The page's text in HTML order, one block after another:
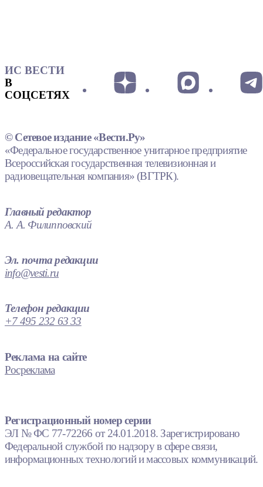
ИС ВЕСТИ
В
СОЦСЕТЯХ
© Сетевое издание «Вести.Ру»
«Федеральное государственное унитарное предприятие
Всероссийская государственная телевизионная и
радиовещательная компания» (ВГТРК).
Главный редактор
А. А. Филипповский
Эл. почта редакции
info@vesti.ru
Телефон редакции
+7 495 232 63 33
Реклама на сайте
Росреклама
Регистрационный номер серии
ЭЛ № ФС 77-72266 от 24.01.2018. Зарегистрировано
Федеральной службой по надзору в сфере связи,
информационных технологий и массовых коммуникаций.